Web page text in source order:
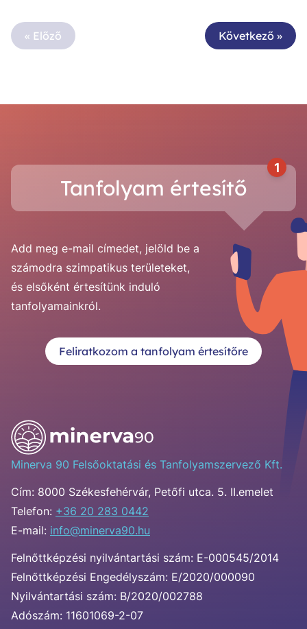
« Előző Következő »
Tanfolyam értesítő
1
Add meg e-mail címedet, jelöld be a
számodra szimpatikus területeket,
és elsőként értesítünk induló
tanfolyamainkról.
Feliratkozom a tanfolyam értesítőre
Minerva 90 Felsőoktatási és Tanfolyamszervező Kft.
Cím: 8000 Székesfehérvár, Petőfi utca. 5. II.emelet
Telefon: +36 20 283 0442
E-mail: info@minerva90.hu
Felnőttképzési nyilvántartási szám: E-000545/2014
Felnőttképzési Engedélyszám: E/2020/000090
Nyilvántartási szám: B/2020/002788
Adószám: 11601069-2-07